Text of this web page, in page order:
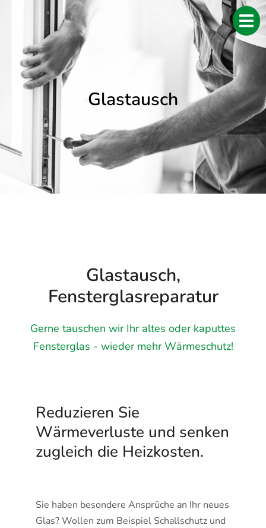
Glastausch
Glastausch,
Fensterglasreparatur
Gerne tauschen wir Ihr altes oder kaputtes
Fensterglas - wieder mehr Wärmeschutz!
Reduzieren Sie
Wärmeverluste und senken
zugleich die Heizkosten.
Sie haben besondere Ansprüche an Ihr neues
Glas? Wollen zum Beispiel Schallschutz und